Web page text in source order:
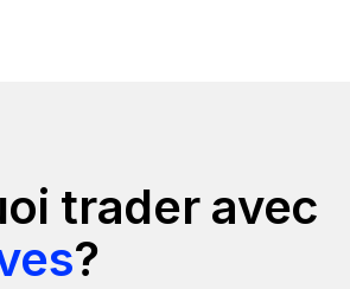
trader avec
?